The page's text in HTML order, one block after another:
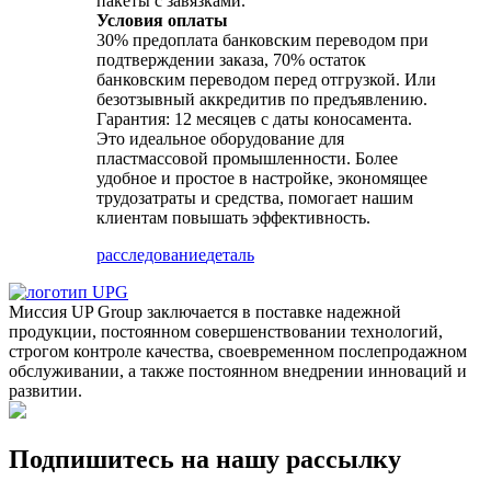
Условия оплаты
30% предоплата банковским переводом при
подтверждении заказа, 70% остаток
банковским переводом перед отгрузкой. Или
безотзывный аккредитив по предъявлению.
Гарантия: 12 месяцев с даты коносамента.
Это идеальное оборудование для
пластмассовой промышленности. Более
удобное и простое в настройке, экономящее
трудозатраты и средства, помогает нашим
клиентам повышать эффективность.
расследованиедеталь
Миссия UP Group заключается в поставке надежной
продукции, постоянном совершенствовании технологий,
строгом контроле качества, своевременном послепродажном
обслуживании, а также постоянном внедрении инноваций и
развитии.
Подпишитесь на нашу рассылку